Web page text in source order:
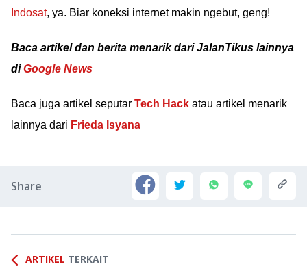
Indosat, ya. Biar koneksi internet makin ngebut, geng!
Baca artikel dan berita menarik dari JalanTikus lainnya
diGoogle News
Baca juga artikel seputar Tech Hack atau artikel menarik
lainnya dari Frieda Isyana
Share
ARTIKEL TERKAIT